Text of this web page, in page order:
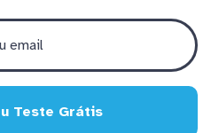
Teste Grátis